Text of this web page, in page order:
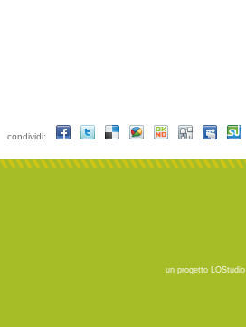
condividi:
un progetto LOStudio